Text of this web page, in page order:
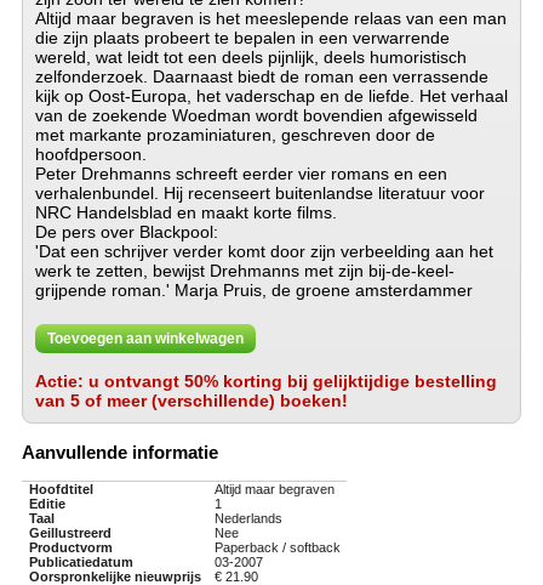
Altijd maar begraven is het meeslepende relaas van een man
die zijn plaats probeert te bepalen in een verwarrende
wereld, wat leidt tot een deels pijnlijk, deels humoristisch
zelfonderzoek. Daarnaast biedt de roman een verrassende
kijk op Oost-Europa, het vaderschap en de liefde. Het verhaal
van de zoekende Woedman wordt bovendien afgewisseld
met markante prozaminiaturen, geschreven door de
hoofdpersoon.
Peter Drehmanns schreeft eerder vier romans en een
verhalenbundel. Hij recenseert buitenlandse literatuur voor
NRC Handelsblad en maakt korte films.
De pers over Blackpool:
'Dat een schrijver verder komt door zijn verbeelding aan het
werk te zetten, bewijst Drehmanns met zijn bij-de-keel-
grijpende roman.' Marja Pruis, de groene amsterdammer
Toevoegen aan winkelwagen
Actie: u ontvangt 50% korting bij gelijktijdige bestelling
van 5 of meer (verschillende) boeken!
Aanvullende informatie
Hoofdtitel
Altijd maar begraven
Editie
1
Taal
Nederlands
Geillustreerd
Nee
Productvorm
Paperback / softback
Publicatiedatum
03-2007
Oorspronkelijke nieuwprijs
€ 21.90